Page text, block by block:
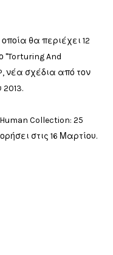
θα περιέχει 12
And
νέα σχέδια από τον
Collection: 25
στις 16 Μαρτίου.